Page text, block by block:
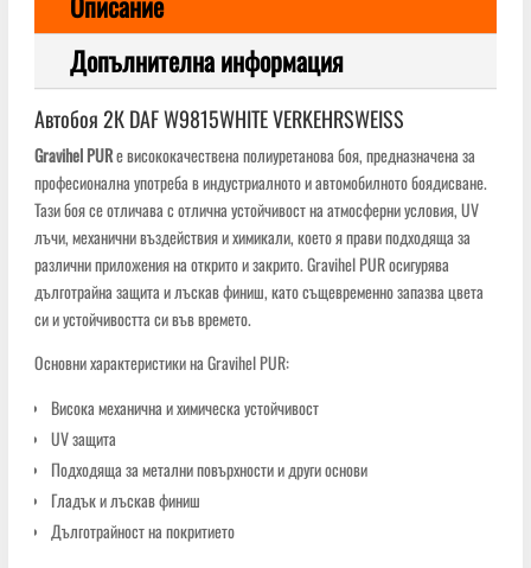
Допълнителна информация
Автобоя 2К DAF W9815WHITE VERKEHRSWEISS
Gravihel PURе висококачествена полиуретанова боя, предназначена за
професионална употреба в индустриалното и автомобилното боядисване.
Тази боя се отличава с отлична устойчивост на атмосферни условия, UV
лъчи, механични въздействия и химикали, което я прави подходяща за
различни приложения на открито и закрито. Gravihel PUR осигурява
дълготрайна защита и лъскав финиш, като същевременно запазва цвета
си и устойчивостта си във времето.
Основни характеристики на Gravihel PUR:
Висока механична и химическа устойчивост
UV защита
Подходяща за метални повърхности и други основи
Гладък и лъскав финиш
Дълготрайност на покритието